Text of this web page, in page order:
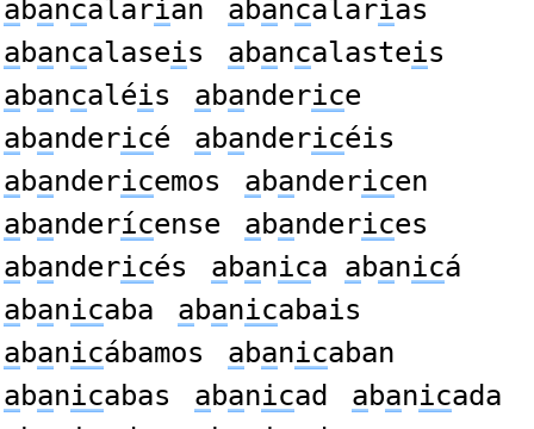
abancalarían abancalarías
abancalaseis abancalasteis
abancaléis abanderice
abandericé abandericéis
abandericemos abandericen
abanderícense abanderices
abandericés abanica abanicá
abanicaba abanicabais
abanicábamos abanicaban
abanicabas abanicad abanicada